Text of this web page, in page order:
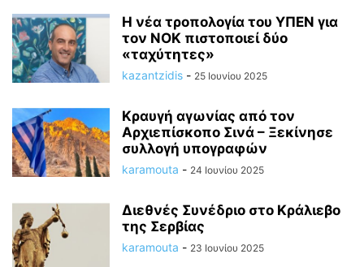
H νέα τροπολογία του ΥΠΕΝ για
τον ΝΟΚ πιστοποιεί δύο
«ταχύτητες»
kazantzidis - 25 Ιουνίου 2025
Κραυγή αγωνίας από τον
Αρχιεπίσκοπο Σινά – Ξεκίνησε
συλλογή υπογραφών
karamouta - 24 Ιουνίου 2025
Διεθνές Συνέδριο στο Κράλιεβο
της Σερβίας
karamouta - 23 Ιουνίου 2025